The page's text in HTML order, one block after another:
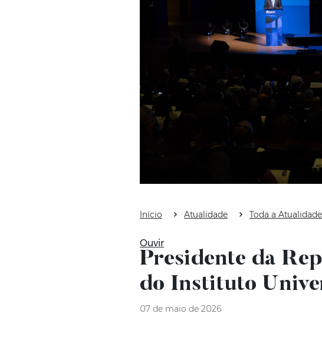
Início Atualidade Toda a Atualidade
Ouvir
Presidente da
do Instituto
07 de maio de 2026